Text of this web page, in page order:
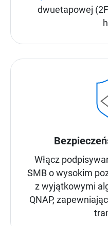
dwuetapowej
Włącz
SMB o wysokim
z wyjątkowymi
QNAP,